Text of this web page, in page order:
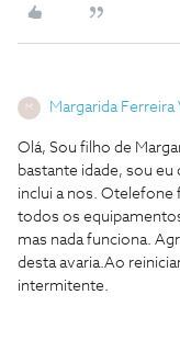
M Margarida Ferreira
Olá, Sou filho de
bastante idade, sou
inclui a nos. Otelefone
todos os
mas nada funciona.
desta avaria.Ao
intermitente.